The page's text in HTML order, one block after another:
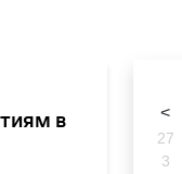
в
<
27
3